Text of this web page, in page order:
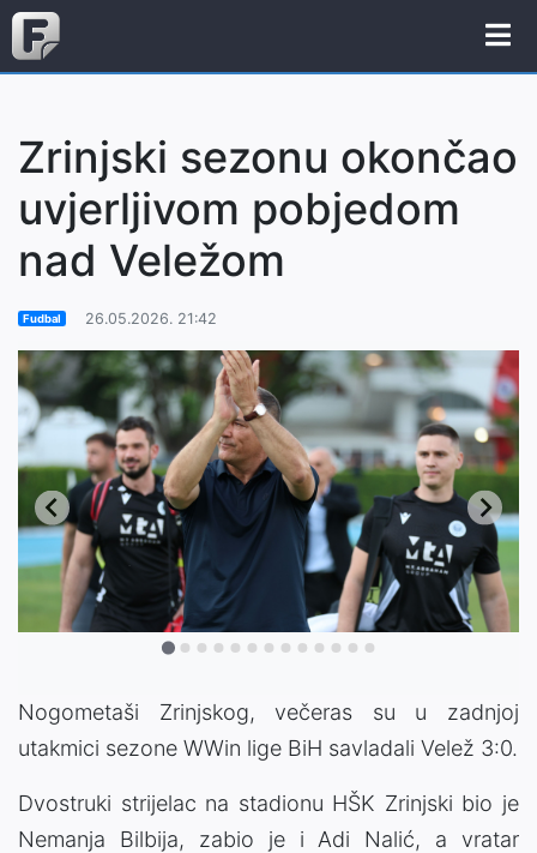
Zrinjski sezonu okončao
uvjerljivom pobjedom
nad Veležom
Fudbal 26.05.2026. 21:42
Nogometaši Zrinjskog, večeras su u zadnjoj
utakmici sezone WWin lige BiH savladali Velež 3:0.
Dvostruki strijelac na stadionu HŠK Zrinjski bio je
Nemanja Bilbija, zabio je i Adi Nalić, a vratar